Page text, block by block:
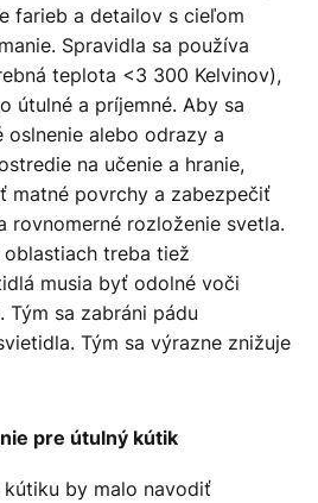
farieb a detailov s cieľom
Spravidla sa používa
teplota <3 300 Kelvinov),
útulné a príjemné. Aby sa
oslnenie alebo odrazy a
na učenie a hranie,
matné povrchy a zabezpečiť
rovnomerné rozloženie svetla.
treba tiež
musia byť odolné voči
Tým sa zabráni pádu
Tým sa výrazne znižuje
pre útulný kútik
by malo navodiť